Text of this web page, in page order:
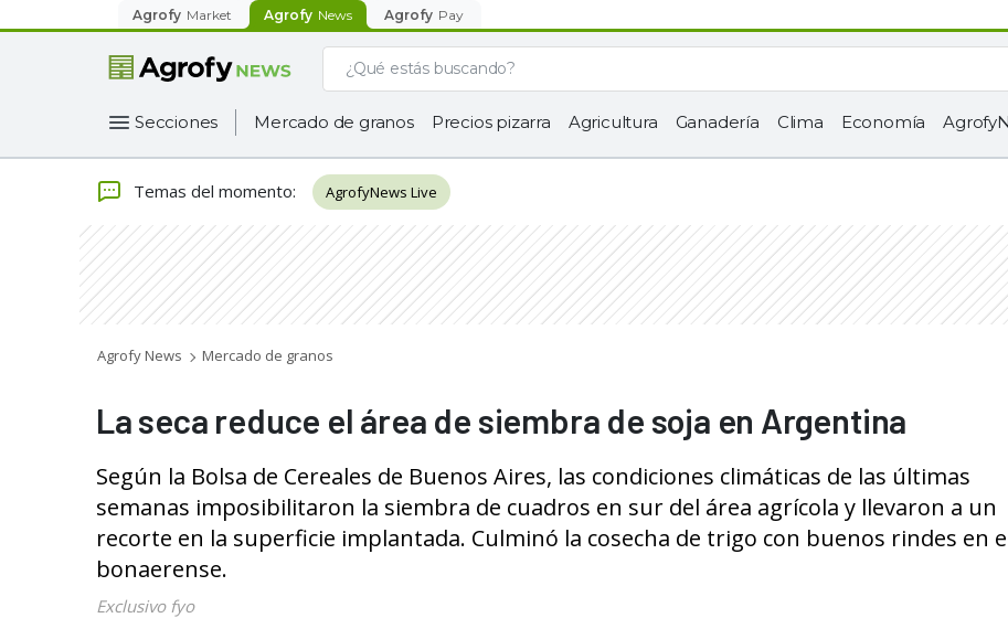
Agrofy Market Agrofy News Agrofy Pay
Secciones Mercado de granos Precios pizarra Agricultura Ganadería Clima Economía
Temas del momento: AgrofyNews Live
Agrofy News Mercado de granos
La seca reduce el área de siembra de soja en Argentina
Según la Bolsa de Cereales de Buenos Aires, las condiciones climáticas de las últimas
semanas imposibilitaron la siembra de cuadros en sur del área agrícola y llevaron a un
recorte en la superficie implantada. Culminó la cosecha de trigo con buenos rindes en
bonaerense.
Exclusivo fyo